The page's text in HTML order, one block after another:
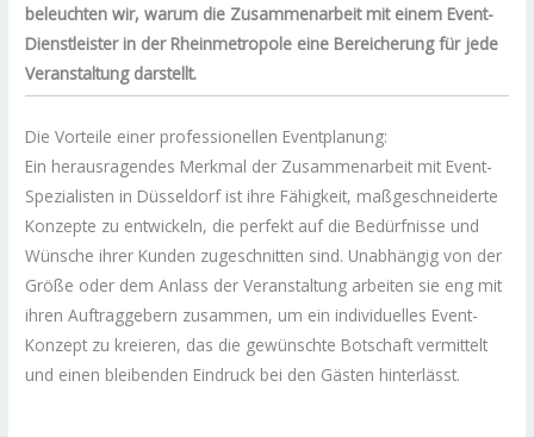
beleuchten wir, warum die Zusammenarbeit mit einem Event-
Dienstleister in der Rheinmetropole eine Bereicherung für jede
Veranstaltung darstellt.
Die Vorteile einer professionellen Eventplanung:
Ein herausragendes Merkmal der Zusammenarbeit mit Event-
Spezialisten in Düsseldorf ist ihre Fähigkeit, maßgeschneiderte
Konzepte zu entwickeln, die perfekt auf die Bedürfnisse und
Wünsche ihrer Kunden zugeschnitten sind. Unabhängig von der
Größe oder dem Anlass der Veranstaltung arbeiten sie eng mit
ihren Auftraggebern zusammen, um ein individuelles Event-
Konzept zu kreieren, das die gewünschte Botschaft vermittelt
und einen bleibenden Eindruck bei den Gästen hinterlässt.